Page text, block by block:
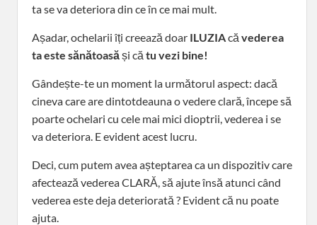
ta se va deteriora din ce în ce mai mult.
Așadar, ochelarii îți creează doar ILUZIAcă vederea
ta este sănătoasăși că tu vezi bine!
Gândește-te un moment la următorul aspect: dacă
cineva care are dintotdeauna o vedere clară, începe să
poarte ochelari cu cele mai mici dioptrii, vederea i se
va deteriora. E evident acest lucru.
Deci, cum putem avea așteptarea ca un dispozitiv care
afectează vederea CLARĂ, să ajute însă atunci când
vederea este deja deteriorată ? Evident că nu poate
ajuta.